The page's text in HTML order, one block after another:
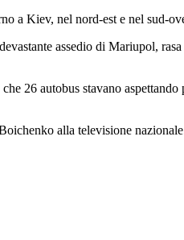
a Kiev, nel nord-est e nel sud-
assedio di Mariupol,
26 autobus stavano
alla televisione